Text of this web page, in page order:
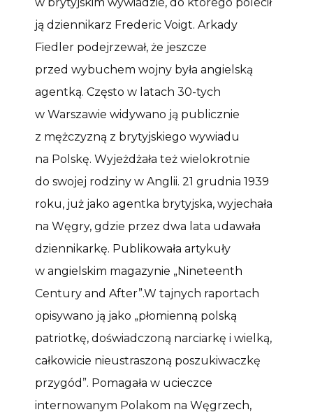
w brytyjskim wywiadzie, do którego polecił
ją dziennikarz Frederic Voigt. Arkady
Fiedler podejrzewał, że jeszcze
przed wybuchem wojny była angielską
agentką. Często w latach 30-tych
w Warszawie widywano ją publicznie
z mężczyzną z brytyjskiego wywiadu
na Polskę. Wyjeżdżała też wielokrotnie
do swojej rodziny w Anglii. 21 grudnia 1939
roku, już jako agentka brytyjska, wyjechała
na Węgry, gdzie przez dwa lata udawała
dziennikarkę. Publikowała artykuły
w angielskim magazynie „Nineteenth
Century and After”.W tajnych raportach
opisywano ją jako „płomienną polską
patriotkę, doświadczoną narciarkę i wielką,
całkowicie nieustraszoną poszukiwaczkę
przygód”. Pomagała w ucieczce
internowanym Polakom na Węgrzech,